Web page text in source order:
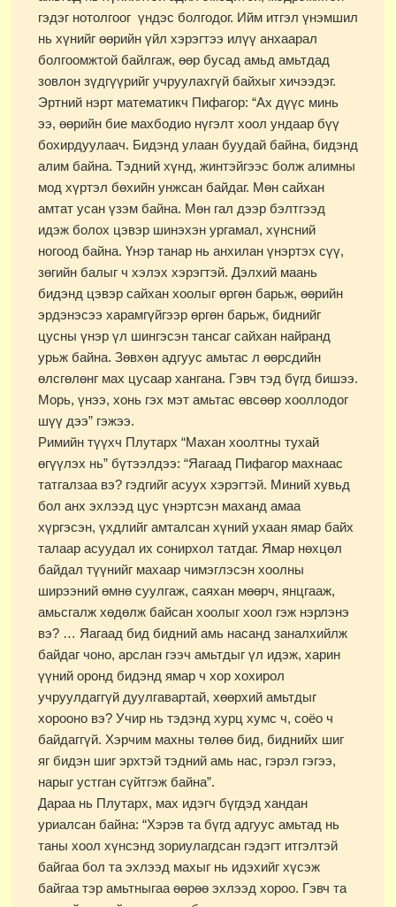
гэдэг нотолгоог үндэс болгодог. Ийм итгэл үнэмшил
нь хүнийг өөрийн үйл хэрэгтээ илүү анхаарал
болгоомжтой байлгаж, өөр бусад амьд амьтдад
зовлон зүдгүүрийг учруулахгүй байхыг хичээдэг.
Эртний нэрт математикч Пифагор: “Ах дүүс минь
ээ, өөрийн бие махбодио нүгэлт хоол ундаар бүү
бохирдуулаач. Бидэнд улаан буудай байна, бидэнд
алим байна. Тэдний хүнд, жинтэйгээс болж алимны
мод хүртэл бөхийн унжсан байдаг. Мөн сайхан
амтат усан үзэм байна. Мөн гал дээр бэлтгээд
идэж болох цэвэр шинэхэн ургамал, хүнсний
ногоод байна. Үнэр танар нь анхилан үнэртэх сүү,
зөгийн балыг ч хэлэх хэрэгтэй. Дэлхий маань
бидэнд цэвэр сайхан хоолыг өргөн барьж, өөрийн
эрдэнэсээ харамгүйгээр өргөн барьж, биднийг
цусны үнэр үл шингэсэн тансаг сайхан найранд
урьж байна. Зөвхөн адгуус амьтас л өөрсдийн
өлсгөлөнг мах цусаар хангана. Гэвч тэд бүгд бишээ.
Морь, үнээ, хонь гэх мэт амьтас өвсөөр хооллодог
шүү дээ” гэжээ.
Римийн түүхч Плутарх “Махан хоолтны тухай
өгүүлэх нь” бүтээлдээ: “Яагаад Пифагор махнаас
татгалзаа вэ? гэдгийг асуух хэрэгтэй. Миний хувьд
бол анх эхлээд цус үнэртсэн маханд амаа
хүргэсэн, үхдлийг амталсан хүний ухаан ямар байх
талаар асуудал их сонирхол татдаг. Ямар нөхцөл
байдал түүнийг махаар чимэглэсэн хоолны
ширээний өмнө суулгаж, саяхан мөөрч, янцгааж,
амьсгалж хөдөлж байсан хоолыг хоол гэж нэрлэнэ
вэ? … Яагаад бид бидний амь насанд заналхийлж
байдаг чоно, арслан гээч амьтдыг үл идэж, харин
үүний оронд бидэнд ямар ч хор хохирол
учруулдаггүй дуулгавартай, хөөрхий амьтдыг
хорооно вэ? Учир нь тэдэнд хурц хумс ч, соёо ч
байдаггүй. Хэрчим махны төлөө бид, биднийх шиг
яг бидэн шиг эрхтэй тэдний амь нас, гэрэл гэгээ,
нарыг устган сүйтгэж байна”.
Дараа нь Плутарх, мах идэгч бүгдэд хандан
уриалсан байна: “Хэрэв та бүгд адгуус амьтад нь
таны хоол хүнсэнд зориулагдсан гэдэгт итгэлтэй
байгаа бол та эхлээд махыг нь идэхийг хүсэж
байгаа тэр амьтныгаа өөрөө эхлээд хороо. Гэвч та